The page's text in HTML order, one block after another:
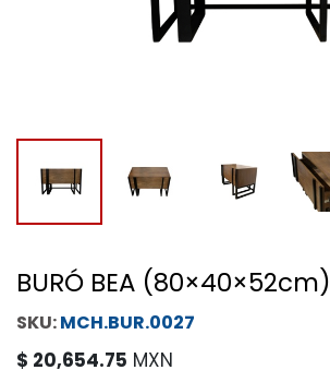
BURÓ BEA (80×40×52cm)
MCH.BUR.0027
$ 20,654.75 MXN